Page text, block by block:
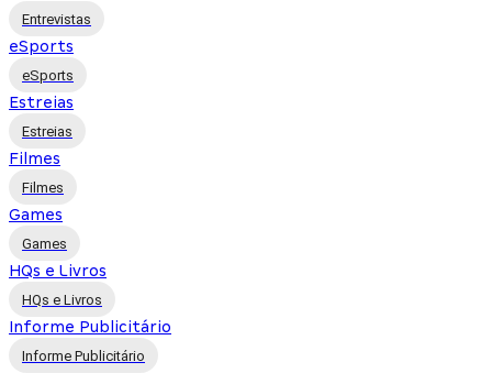
Entrevistas
eSports
eSports
Estreias
Estreias
Filmes
Filmes
Games
Games
HQs e Livros
HQs e Livros
Informe Publicitário
Informe Publicitário